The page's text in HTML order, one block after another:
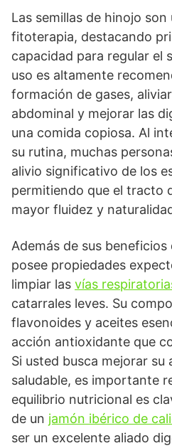
Las semillas de hinojo
fitoterapia, destacando
capacidad para regular el
uso es altamente
formación de gases,
abdominal y mejorar las
una comida copiosa. Al
su rutina, muchas
alivio significativo de los
permitiendo que el tracto
mayor fluidez y
Además de sus
posee propiedades
limpiar las vías
catarrales leves. Su
flavonoides y aceites
acción antioxidante que
Si usted busca mejorar su
saludable, es importante
equilibrio nutricional es
de un jamón ibérico de
ser un excelente aliado